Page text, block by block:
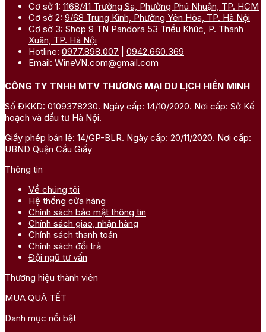
Cơ sở 1: 1168/41 Trường Sa, Phường Phú Nhuận, TP. HCM
Cơ sở 2: 9/68 Trung Kính, Phường Yên Hòa, TP. Hà Nội
Cơ sở 3: Shop 9 TN Pandora 53 Triều Khúc, P. Thanh
Xuân, TP. Hà Nội
Hotline: 0977.898.007
0942.660.369
Email: WineVN.com@gmail.com
CÔNG TY TNHH MTV THƯƠNG MẠI DU LỊCH HIỀN MINH
Số ĐKKD: 0109378230. Ngày cấp: 14/10/2020. Nơi cấp: Sở Kế
hoạch và đầu tư Hà Nội.
Giấy phép bán lẻ: 14/GP-BLR. Ngày cấp: 20/11/2020. Nơi cấp:
UBND Quận Cầu Giấy
Thông tin
Về chúng tôi
Hệ thống cửa hàng
Chính sách bảo mật thông tin
Chính sách giao, nhận hàng
Chính sách thanh toán
Chính sách đổi trả
Đội ngũ tư vấn
Thương hiệu thành viên
MUA QUÀ TẾT
Danh mục nổi bật